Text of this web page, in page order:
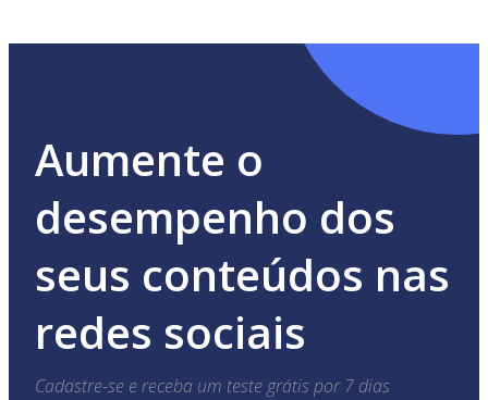
Aumente o
desempenho dos
seus conteúdos nas
redes sociais
Cadastre-se e receba um teste grátis por 7 dias